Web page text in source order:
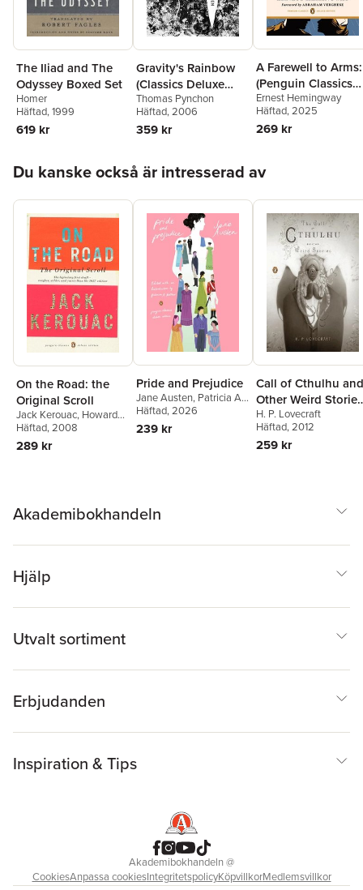
The Iliad and The
Odyssey Boxed Set
Homer
Häftad, 1999
619 kr
Gravity's Rainbow
(Classics Deluxe
Edition)
Thomas Pynchon
Häftad, 2006
359 kr
A Farewell to Arms:
(Penguin Classics
Deluxe Edition)
Ernest Hemingway
Häftad, 2025
269 kr
Du kanske också är intresserad av
On the Road: the
Original Scroll
Jack Kerouac, Howard
Cunnell
Häftad, 2008
289 kr
Pride and Prejudice
Jane Austen, Patricia A.
Matthew
Häftad, 2026
239 kr
Call of Cthulhu and
Other Weird Stories
(Penguin Classics
Deluxe Edition)
H. P. Lovecraft
Häftad, 2012
259 kr
Akademibokhandeln
Hjälp
Utvalt sortiment
Erbjudanden
Inspiration & Tips
Akademibokhandeln@
CookiesAnpassa cookiesIntegritetspolicyKöpvillkorMedlemsvillkor